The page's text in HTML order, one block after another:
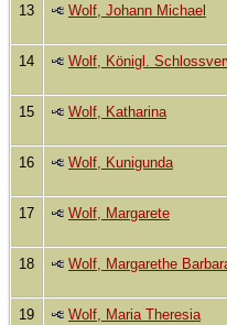
13 Wolf, Johann Michael
14 Wolf, Königl.
15 Wolf, Katharina
16 Wolf, Kunigunda
17 Wolf, Margarete
18 Wolf, Margarethe
19 Wolf, Maria Theresia